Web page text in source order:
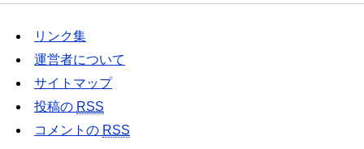
リンク集
運営者について
サイトマップ
投稿の RSS
コメントの RSS